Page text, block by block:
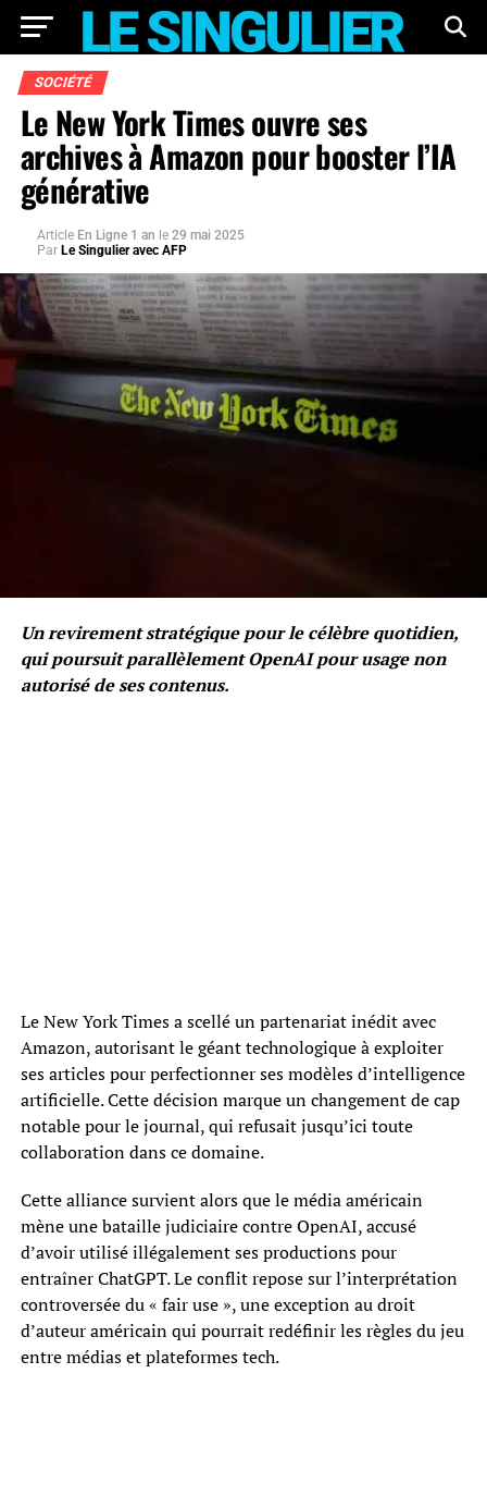
SOCIÉTÉ
Le New York Times ouvre ses
archives à Amazon pour booster l’IA
générative
Article En Ligne 1 an le 29 mai 2025
Par Le Singulier avec AFP
Un revirement stratégique pour le célèbre quotidien,
qui poursuit parallèlement OpenAI pour usage non
autorisé de ses contenus.
Le New York Times a scellé un partenariat inédit avec
Amazon, autorisant le géant technologique à exploiter
ses articles pour perfectionner ses modèles d’intelligence
artificielle. Cette décision marque un changement de cap
notable pour le journal, qui refusait jusqu’ici toute
collaboration dans ce domaine.
Cette alliance survient alors que le média américain
mène une bataille judiciaire contre OpenAI, accusé
d’avoir utilisé illégalement ses productions pour
entraîner ChatGPT. Le conflit repose sur l’interprétation
controversée du « fair use », une exception au droit
d’auteur américain qui pourrait redéfinir les règles du jeu
entre médias et plateformes tech.